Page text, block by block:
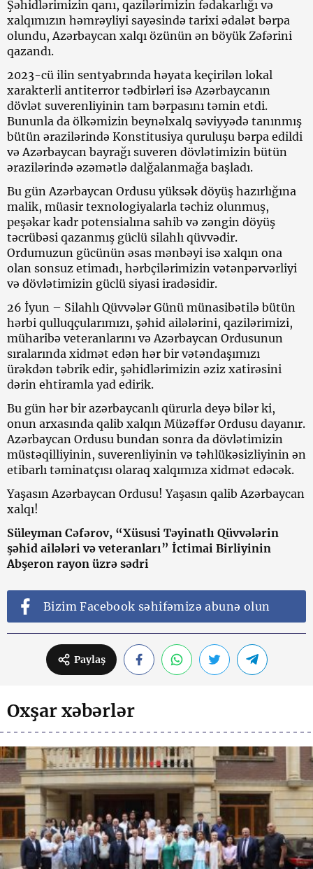
Şəhidlərimizin qanı, qazilərimizin fədakarlığı və
xalqımızın həmrəyliyi sayəsində tarixi ədalət bərpa
olundu, Azərbaycan xalqı özünün ən böyük Zəfərini
qazandı.
2023-cü ilin sentyabrında həyata keçirilən lokal
xarakterli antiterror tədbirləri isə Azərbaycanın
dövlət suverenliyinin tam bərpasını təmin etdi.
Bununla da ölkəmizin beynəlxalq səviyyədə tanınmış
bütün ərazilərində Konstitusiya quruluşu bərpa edildi
və Azərbaycan bayrağı suveren dövlətimizin bütün
ərazilərində əzəmətlə dalğalanmağa başladı.
Bu gün Azərbaycan Ordusu yüksək döyüş hazırlığına
malik, müasir texnologiyalarla təchiz olunmuş,
peşəkar kadr potensialına sahib və zəngin döyüş
təcrübəsi qazanmış güclü silahlı qüvvədir.
Ordumuzun gücünün əsas mənbəyi isə xalqın ona
olan sonsuz etimadı, hərbçilərimizin vətənpərvərliyi
və dövlətimizin güclü siyasi iradəsidir.
26 İyun – Silahlı Qüvvələr Günü münasibətilə bütün
hərbi qulluqçularımızı, şəhid ailələrini, qazilərimizi,
müharibə veteranlarını və Azərbaycan Ordusunun
sıralarında xidmət edən hər bir vətəndaşımızı
ürəkdən təbrik edir, şəhidlərimizin əziz xatirəsini
dərin ehtiramla yad edirik.
Bu gün hər bir azərbaycanlı qürurla deyə bilər ki,
onun arxasında qalib xalqın Müzəffər Ordusu dayanır.
Azərbaycan Ordusu bundan sonra da dövlətimizin
müstəqilliyinin, suverenliyinin və təhlükəsizliyinin ən
etibarlı təminatçısı olaraq xalqımıza xidmət edəcək.
Yaşasın Azərbaycan Ordusu! Yaşasın qalib Azərbaycan
xalqı!
Süleyman Cəfərov, “Xüsusi Təyinatlı Qüvvələrin
şəhid ailələri və veteranları” İctimai Birliyinin
Abşeron rayon üzrə sədri
Bizim Facebook səhifəmizə abunə olun
Paylaş
Oxşar xəbərlər